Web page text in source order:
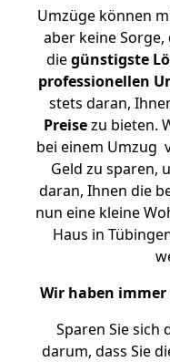
Umzüge können
aber keine
diegünstigste
professionellen
stets daran,
Preisezu bieten.
bei einem Umzug
Geld zu sparen,
daran, Ihnen die
nun eine kleine
Haus in
Wir haben
Sparen Sie sich
darum, dass Sie